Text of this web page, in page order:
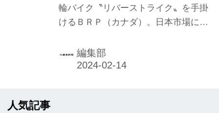
【2023年実績と2024年
抱負】
輪バイク〝リバーストライク〟を手掛
けるＢＲＰ（カナダ）。日本市場にお
70%、スノーモービル17%、そして三
輪バイクとＡＴＶ（バギー）あわせて
編集部
人気記事